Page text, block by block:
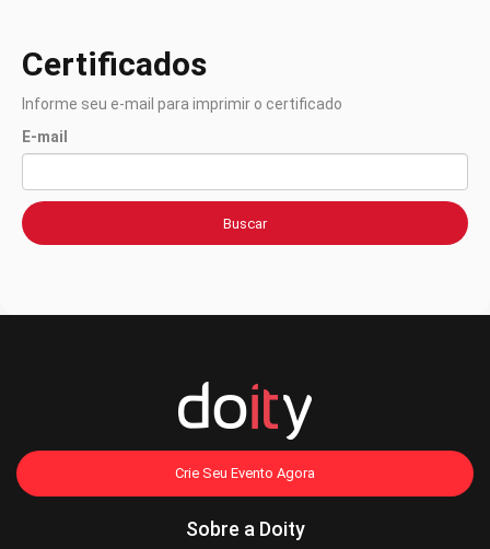
Certificados
Informe seu e-mail para imprimir o certificado
E-mail
Buscar
Crie Seu Evento Agora
Sobre a Doity